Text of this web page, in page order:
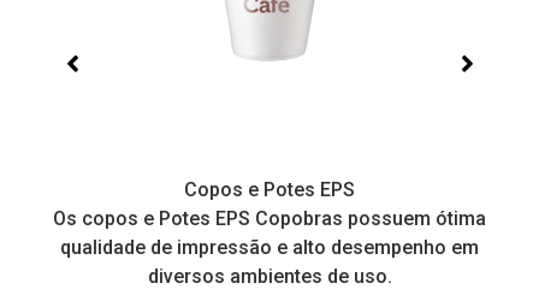
Copos e Potes EPS
Os copos e Potes EPS Copobras possuem ótima
qualidade de impressão e alto desempenho em
diversos ambientes de uso.